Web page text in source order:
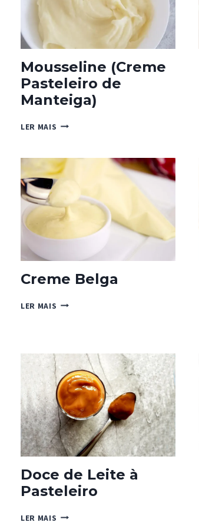
Mousseline (Creme
Pasteleiro de
Manteiga)
LER MAIS MOUSSELINE
DE
MANTEIGA)
Creme Belga
LER MAIS CREME
Doce de Leite à
Pasteleiro
LER MAIS DOCE